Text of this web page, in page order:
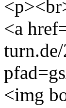
<a
<img